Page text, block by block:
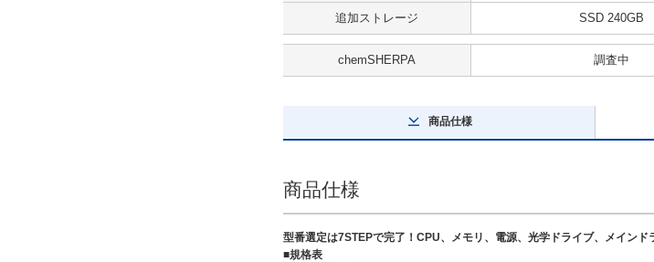
追加ストレージ SSD 240GB
chemSHERPA 調査中
商品仕様
商品仕様
型番選定は7STEPで完了！CPU、メモリ、電源、光学ドライブ、メイン
■規格表